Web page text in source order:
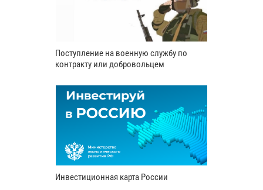
Поступление на военную службу по
контракту или добровольцем
Инвестиционная карта России